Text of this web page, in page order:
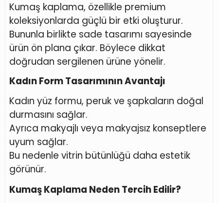
Kumaş kaplama, özellikle premium
koleksiyonlarda güçlü bir etki oluşturur.
Bununla birlikte sade tasarımı sayesinde
ürün ön plana çıkar. Böylece dikkat
doğrudan sergilenen ürüne yönelir.
Kadın Form Tasarımının Avantajı
Kadın yüz formu, peruk ve şapkaların doğal
durmasını sağlar.
Ayrıca makyajlı veya makyajsız konseptlere
uyum sağlar.
Bu nedenle vitrin bütünlüğü daha estetik
görünür.
Kumaş Kaplama Neden Tercih Edilir?